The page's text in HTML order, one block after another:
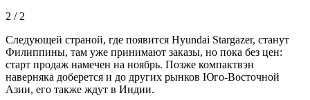
2 / 2
Следующей страной, где появится Hyundai Stargazer, станут
Филиппины, там уже принимают заказы, но пока без цен:
старт продаж намечен на ноябрь. Позже компактвэн
наверняка доберется и до других рынков Юго-Восточной
Азии, его также ждут в Индии.